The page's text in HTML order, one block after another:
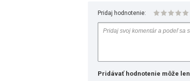
Pridaj hodnotenie:
Pridávať hodnotenie môže len